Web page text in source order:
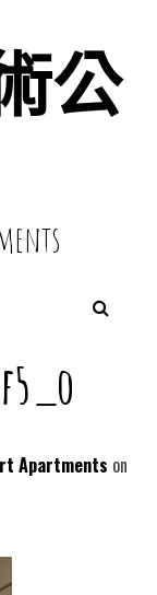
公
Apartments